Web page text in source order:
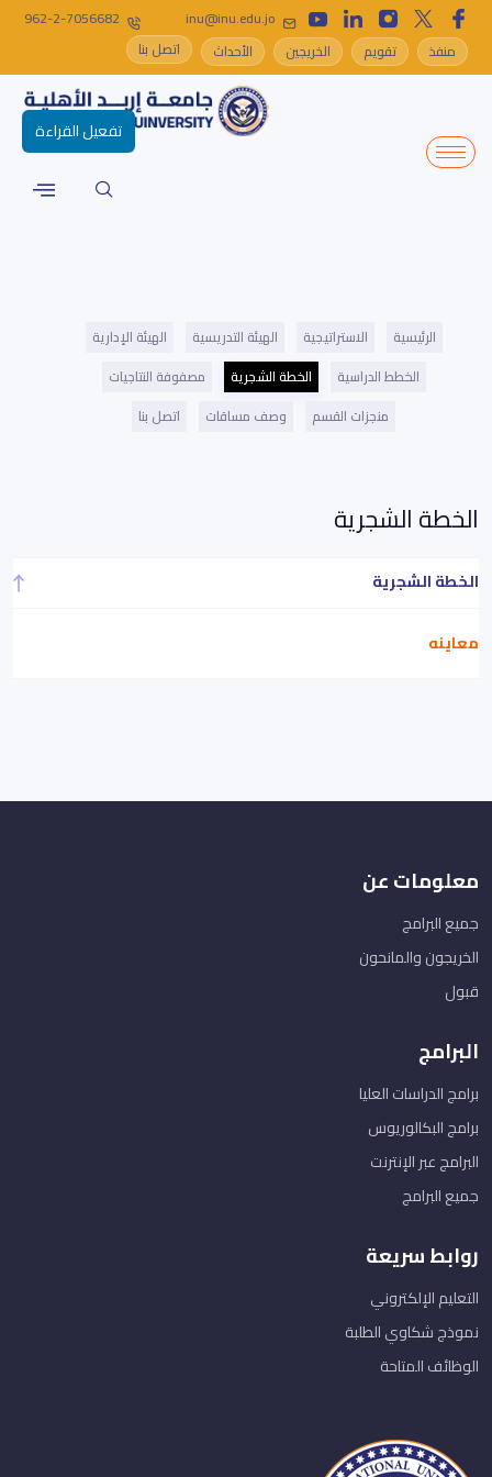
inu@inu.edu.jo
962-2-7056682
منفذ
تقويم الخريجين الأحداث اتصل بنا
الرئيسية الاستراتيجية الهيئة التدريسية
الهيئة الإدارية
الخطط الدراسية
الخطة الشجرية
مصفوفة النتاجيات
منجزات القسم
وصف مساقات اتصل بنا
الخطة الشجرية
الخطة الشجرية
معاينه
معلومات عن
جميع البرامج
الخريجون والمانحون
قبول
البرامج
برامج الدراسات العليا
برامج البكالوريوس
البرامج عبر الإنترنت
جميع البرامج
روابط سريعة
التعليم الإلكتروني
نموذج شكاوي الطلبة
الوظائف المتاحة
تفعيل القراءة